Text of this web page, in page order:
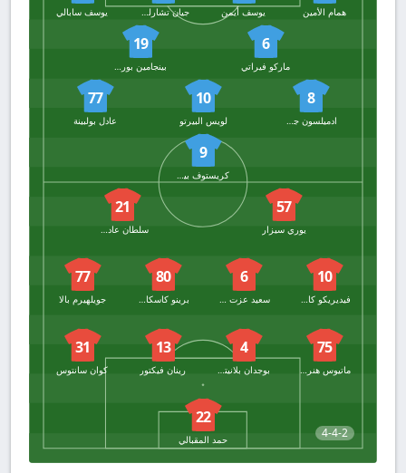
همام الأمين يوسف أيمن جيان تشارلز كاستيليتو يوسف سابالي
6
ماركو فيراتي
19
بينجامين بوريجايد
8
ادميلسون جونيور
10
لويس البيرتو
77
عادل بولبينة
9
كريستوف بياتيك
4-4-2
57
يوري سيزار
21
سلطان عادل الأميري
10
فيديريكو كارتابيا
6
سعید عزت الله
80
برينو كاسكاردو
77
جويلهيرم بالا
75
4
13
رينان فيكتور
31
كوان سانتوس
22
حمد المقبالي